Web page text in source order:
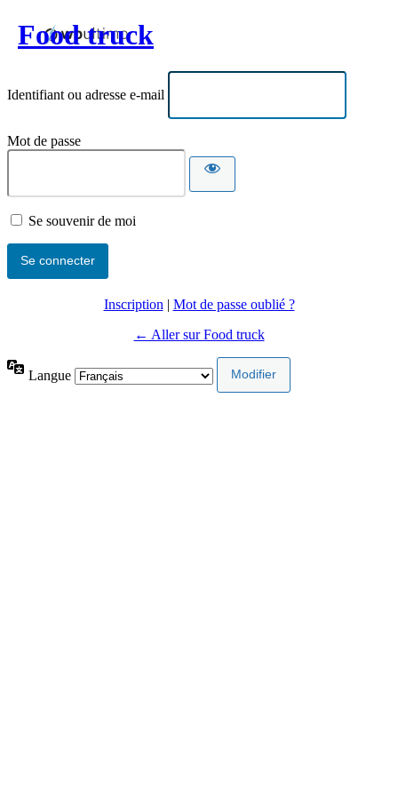
Food truck
Identifiant ou adresse e-mail
Mot de passe
Se souvenir de moi
Inscription | Mot de passe oublié ?
← Aller sur Food truck
Langue